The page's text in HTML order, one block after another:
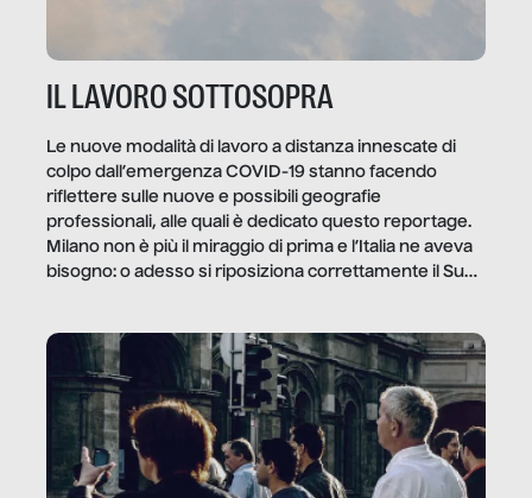
IL LAVORO SOTTOSOPRA
Le nuove modalità di lavoro a distanza innescate di
colpo dall’emergenza COVID-19 stanno facendo
riflettere sulle nuove e possibili geografie
professionali, alle quali è dedicato questo reportage.
Milano non è più il miraggio di prima e l’Italia ne aveva
bisogno: o adesso si riposiziona correttamente il Sud